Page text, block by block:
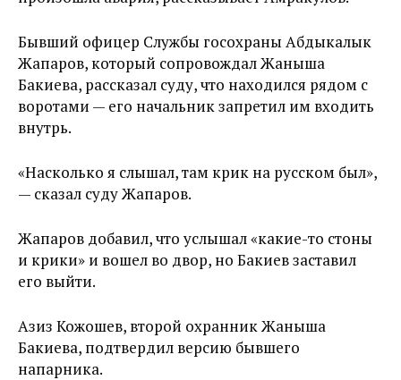
Бывший офицер Службы госохраны Абдыкалык
Жапаров, который сопровождал Жаныша
Бакиева, рассказал суду, что находился рядом с
воротами — его начальник запретил им входить
внутрь.
«Насколько я слышал, там крик на русском был»,
— сказал суду Жапаров.
Жапаров добавил, что услышал «какие-то стоны
и крики» и вошел во двор, но Бакиев заставил
его выйти.
Азиз Кожошев, второй охранник Жаныша
Бакиева, подтвердил версию бывшего
напарника.